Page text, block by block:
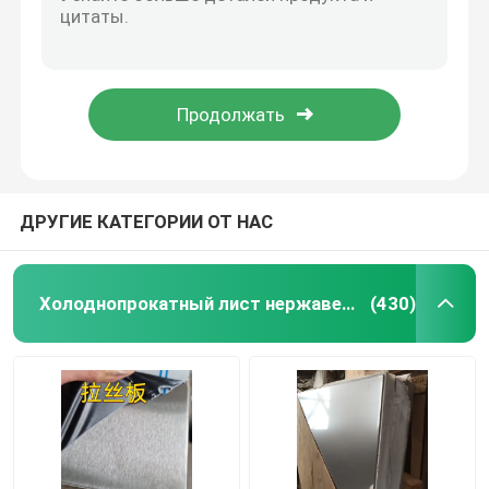
Горячекатаная плита нержавеющей стали
катушка прокладки нержавеющей стали
Трубка нержавеющей стали безшовная
Адвокатура нержавеющей стали круглая
ДРУГИЕ КАТЕГОРИИ ОТ НАС
Холоднопрокатный лист нержавеющей стали (430)